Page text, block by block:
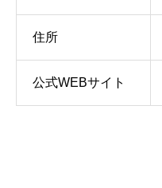
住所
公式WEBサイト